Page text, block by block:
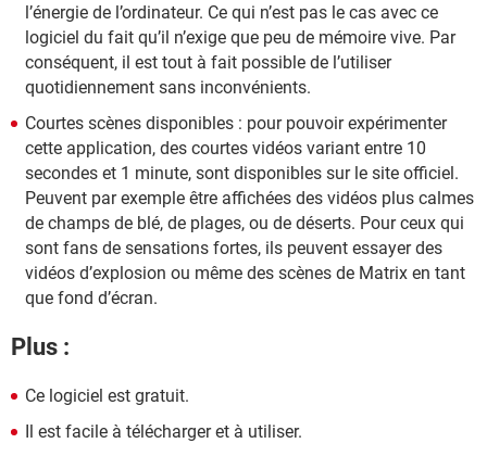
l’énergie de l’ordinateur. Ce qui n’est pas le cas avec ce
logiciel du fait qu’il n’exige que peu de mémoire vive. Par
conséquent, il est tout à fait possible de l’utiliser
quotidiennement sans inconvénients.
Courtes scènes disponibles : pour pouvoir expérimenter
cette application, des courtes vidéos variant entre 10
secondes et 1 minute, sont disponibles sur le site officiel.
Peuvent par exemple être affichées des vidéos plus calmes
de champs de blé, de plages, ou de déserts. Pour ceux qui
sont fans de sensations fortes, ils peuvent essayer des
vidéos d’explosion ou même des scènes de Matrix en tant
que fond d’écran.
Plus :
Ce logiciel est gratuit.
Il est facile à télécharger et à utiliser.